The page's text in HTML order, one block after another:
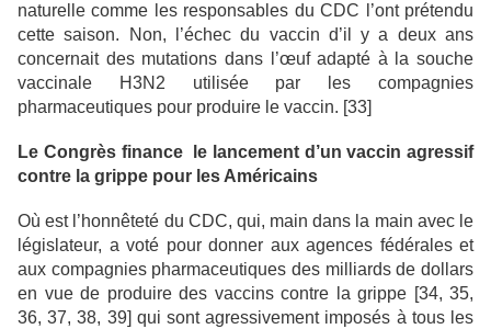
naturelle comme les responsables du CDC l’ont prétendu
cette saison. Non, l’échec du vaccin d’il y a deux ans
concernait des mutations dans l’œuf adapté à la souche
vaccinale H3N2 utilisée par les compagnies
pharmaceutiques pour produire le vaccin. [33]
Le Congrès finance le lancement d’un vaccin agressif
contre la grippe pour les Américains
Où est l’honnêteté du CDC, qui, main dans la main avec le
législateur, a voté pour donner aux agences fédérales et
aux compagnies pharmaceutiques des milliards de dollars
en vue de produire des vaccins contre la grippe [34, 35,
36, 37, 38, 39] qui sont agressivement imposés à tous les